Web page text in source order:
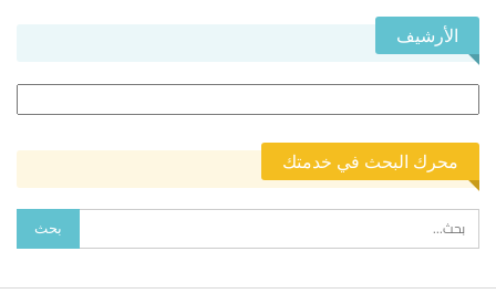
الأرشيف
محرك البحث في خدمتك